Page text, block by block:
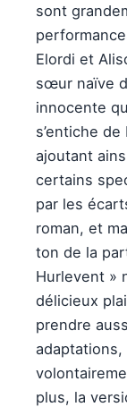
sont
Elordi et
sœur naïve
innocente
s’entiche
ajoutant
certains
par les
roman, et
ton de la
Hurlevent »
délicieux
prendre
adaptations,
plus, la